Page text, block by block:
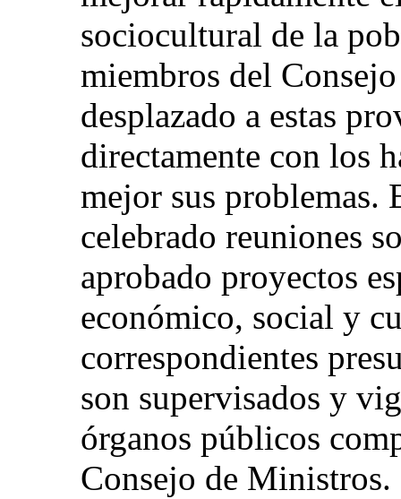
sociocultural de la
miembros del
desplazado a estas
directamente con los
mejor sus problemas.
celebrado reuniones
aprobado proyectos
económico, social y
correspondientes
son supervisados y
órganos públicos
Consejo de Ministros.